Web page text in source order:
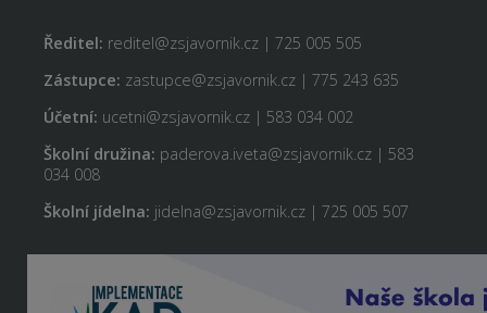
Ředitel: reditel@zsjavornik.cz | 725 005 505
Zástupce: zastupce@zsjavornik.cz | 775 243 635
Účetní: ucetni@zsjavornik.cz | 583 034 002
Školní družina: paderova.iveta@zsjavornik.cz | 583
034 008
Školní jídelna: jidelna@zsjavornik.cz | 725 005 507